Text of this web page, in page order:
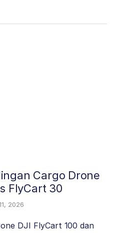
Cargo Drone
FlyCart 30
2026
DJI FlyCart 100 dan